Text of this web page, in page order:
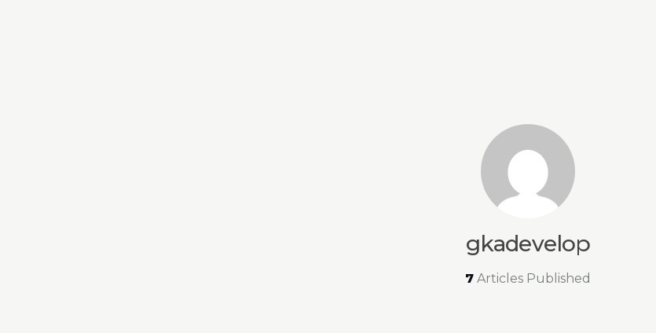
gkadevelop
7 Articles Published